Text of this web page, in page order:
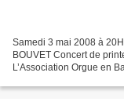
Samedi 3 mai 2008 à
BOUVET Concert de
L’Association Orgue en